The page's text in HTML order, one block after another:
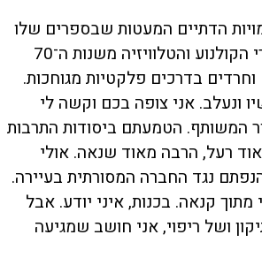
הדתיים המעטות שבספרים שלו
תמיד ביזאריות, ויוצרי הקולנוע והטלוויזיה משנות ה־70
וחרדים בדרכים פלקטיות מגוחכות.
ונעלב. אני צופה בכם וקשה לי
המשותף. הטמעתם ביסודות התרבות
רעל, הרבה מאוד שנאה. אולי
נגד החברה המסורתית בעיירה.
מתוך קנאה. בכנות, איני יודע. אבל
ושל ריפוי, אני חושב שמגיעה